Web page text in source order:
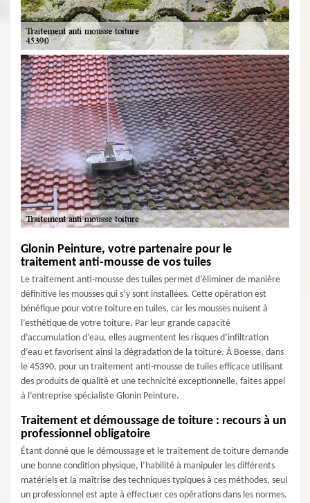
Glonin Peinture, votre partenaire pour le
traitement anti-mousse de vos tuiles
Le traitement anti-mousse des tuiles permet d’éliminer de manière
définitive les mousses qui s’y sont installées. Cette opération est
bénéfique pour votre toiture en tuiles, car les mousses nuisent à
l’esthétique de votre toiture. Par leur grande capacité
d’accumulation d’eau, elles augmentent les risques d’infiltration
d’eau et favorisent ainsi la dégradation de la toiture. À Boesse, dans
le 45390, pour un traitement anti-mousse de tuiles efficace utilisant
des produits de qualité et une technicité exceptionnelle, faites appel
à l’entreprise spécialiste Glonin Peinture.
Traitement et démoussage de toiture : recours à un
professionnel obligatoire
Étant donné que le démoussage et le traitement de toiture demande
une bonne condition physique, l’habilité à manipuler les différents
matériels et la maîtrise des techniques typiques à ces méthodes, seul
un professionnel est apte à effectuer ces opérations dans les normes.